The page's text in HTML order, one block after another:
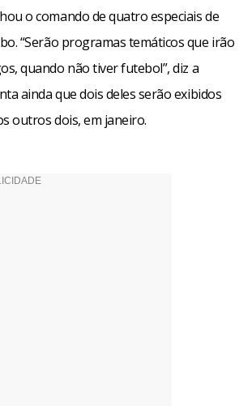
o comando de quatro especiais de
“Serão programas temáticos que irão
quando não tiver futebol”, diz a
ainda que dois deles serão exibidos
outros dois, em janeiro.